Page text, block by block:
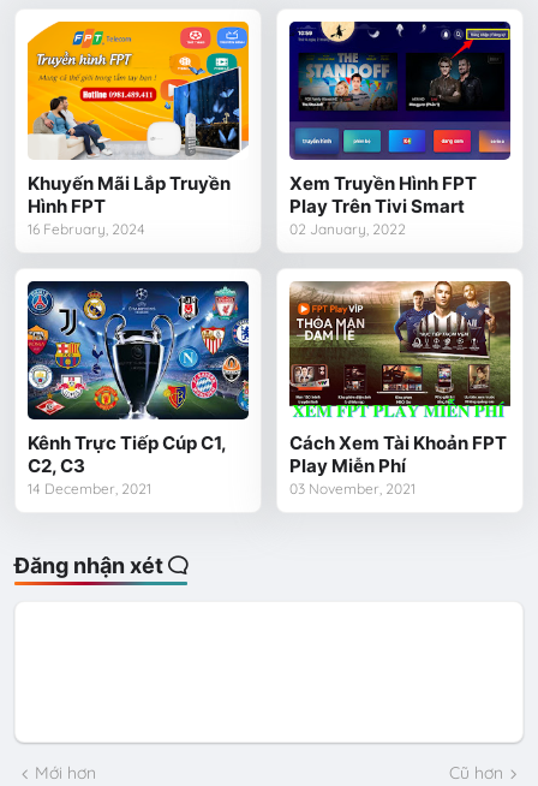
Khuyến Mãi Lắp Truyền
Hình FPT
16 February, 2024
Xem Truyền Hình FPT
Play Trên Tivi Smart
02 January, 2022
Kênh Trực Tiếp Cúp C1,
C2, C3
14 December, 2021
Cách Xem Tài Khoản FPT
Play Miễn Phí
03 November, 2021
Đăng nhận xét
Mới hơn Cũ hơn